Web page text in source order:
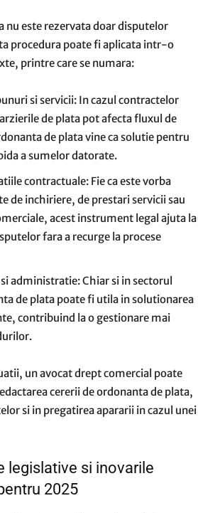
nu este rezervata doar disputelor
procedura poate fi aplicata intr-o
printre care se numara:
si servicii: In cazul contractelor
de plata pot afecta fluxul de
de plata vine ca solutie pentru
a sumelor datorate.
contractuale: Fie ca este vorba
de inchiriere, de prestari servicii sau
acest instrument legal ajuta la
fara a recurge la procese
administratie: Chiar si in sectorul
de plata poate fi utila in solutionarea
contribuind la o gestionare mai
un avocat drept comercial poate
cererii de ordonanta de plata,
si in pregatirea apararii in cazul unei
legislative si inovarile
2025